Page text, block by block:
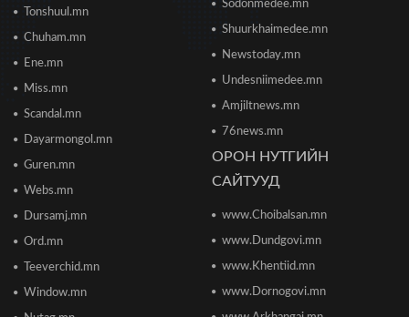
2026/06/20 11:04
Б.Даваадалай: Уурхайн менежментээс
Сонсголгүй төрийн СОНСГОЛ-2
2026/06/19 10:17
Сонсголгүй төрийн СОНСГОЛ-2
Монгол Улсын дэлхийд өрсөлдөх чадвар 75
Tonshuul.mn
Chuham.mn
Ene.mn
Miss.mn
Scandal.mn
Dayarmongol.mn
Guren.mn
Webs.mn
Dursamj.mn
Ord.mn
Teeverchid.mn
Window.mn
Sodonmedee.mn
Shuurkhaimedee.mn
Newstoday.mn
Undesniimedee.mn
Amjiltnews.mn
76news.mn
ОРОН НУТГИЙН
САЙТУУД
www.Choibalsan.mn
www.Dundgovi.mn
www.Khentiid.mn
www.Dornogovi.mn